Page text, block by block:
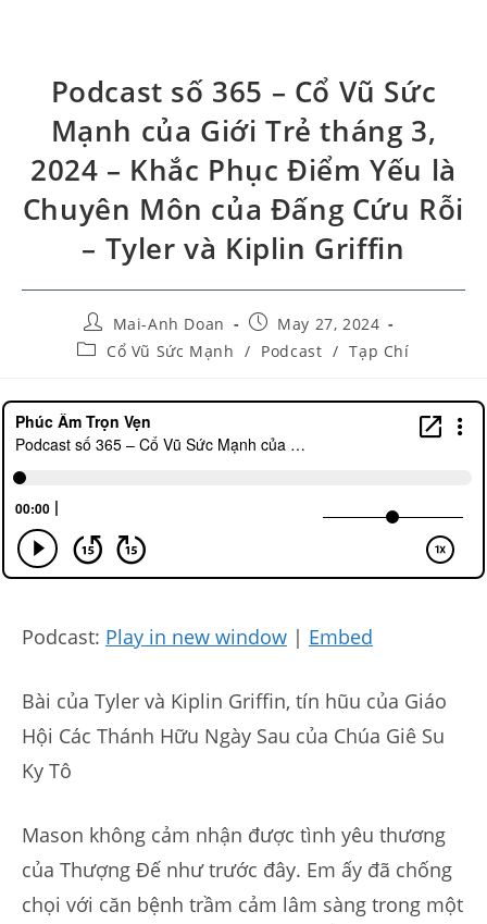
Podcast số 365 – Cổ Vũ Sức
Mạnh của Giới Trẻ tháng 3,
2024 – Khắc Phục Điểm Yếu là
Chuyên Môn của Đấng Cứu Rỗi
– Tyler và Kiplin Griffin
Mai-Anh Doan
May 27, 2024
Cổ Vũ Sức Mạnh / Podcast / Tạp Chí
Podcast: Play in new window | Embed
Bài của Tyler và Kiplin Griffin, tín hũu của Giáo
Hội Các Thánh Hữu Ngày Sau của Chúa Giê Su
Ky Tô
Mason không cảm nhận được tình yêu thương
của Thượng Đế như trước đây. Em ấy đã chống
chọi với căn bệnh trầm cảm lâm sàng trong một